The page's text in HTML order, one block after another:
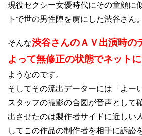
現役セクシー女優時代にその童顔に
トで世の男性陣を虜にした渋谷さん。
そんな渋谷さんのＡＶ出演時の
よって無修正の状態でネット
ようなのです。
そしてその流出データーには「よー
スタッフの撮影の合図が音声として
出させたのは製作者サイドに近しい
してこの作品の制作者を相手に訴訟